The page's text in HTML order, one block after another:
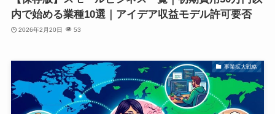
内で始める業種10選｜アイデア収益モデル許可要否
2026年2月20日 53
事業拡大戦略